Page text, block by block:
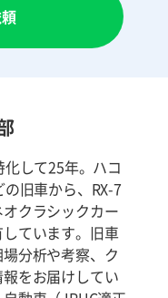
して25年。ハコ
旧車から、RX-7
クラシックカー
ています。旧車
分析や考察、ク
をお届けしてい